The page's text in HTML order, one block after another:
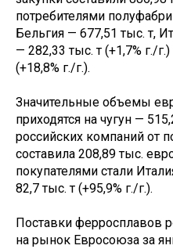
потребителями
Бельгия — 677,51 тыс. т,
— 282,33 тыс. т (+1,7% г./
(+18,8% г./г.).
Значительные объемы
приходятся на чугун —
российских компаний от
составила 208,89 тыс.
покупателями стали
82,7 тыс. т (+95,9% г./г.).
Поставки ферросплавов
на рынок Евросоюза за